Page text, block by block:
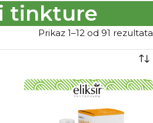
tinkture
Prikaz 1–12 od 91 rezultata